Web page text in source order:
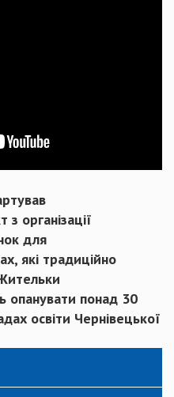
організації
для
які традиційно
опанувати понад 30
освіти Чернівецької